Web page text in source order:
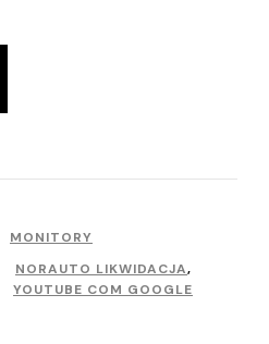
MONITORY
NORAUTO LIKWIDACJA,
YOUTUBE COM GOOGLE